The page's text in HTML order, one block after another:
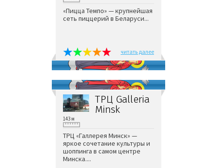
«Пицца Темпо» — крупнейшая
сеть пиццерий в Беларуси...
читать далее
ТРЦ Galleria
Minsk
143 м
ТРЦ «Галлерея Минск» —
яркое сочетание культуры и
шоппинга в самом центре
Минска....